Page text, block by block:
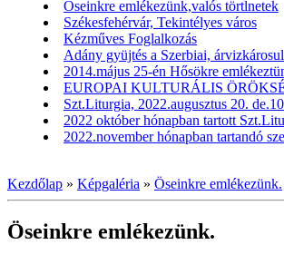
Öseinkre emlékezünk,valós törtlnetek
Székesfehérvár, Tekintélyes város
Kézműves Foglalkozás
Adány gyüjtés a Szerbiai,
2014.május 25-én Hősökre
EUROPAI KULTURÁLIS
Szt.Liturgia, 2022.augusztus 20.
2022 október hónapban tartott
2022.november hónapban tartandó
Kezdőlap » Képgaléria » Öseinkre emlékezünk.
Öseinkre emlékezünk.